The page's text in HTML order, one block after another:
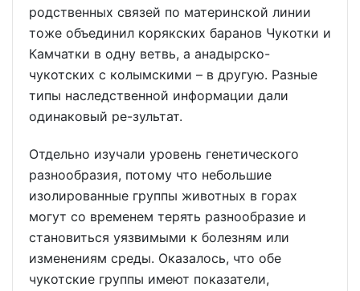
родственных связей по материнской линии
тоже объединил корякских баранов Чукотки и
Камчатки в одну ветвь, а анадырско-
чукотских с колымскими – в другую. Разные
типы наследственной информации дали
одинаковый ре-зультат.
Отдельно изучали уровень генетического
разнообразия, потому что небольшие
изолированные группы животных в горах
могут со временем терять разнообразие и
становиться уязвимыми к болезням или
изменениям среды. Оказалось, что обе
чукотские группы имеют показатели,